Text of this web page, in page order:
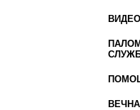
ВИДЕО